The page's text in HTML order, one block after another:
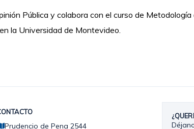
Pública y colabora con el curso de
la Universidad de Montevideo.
Prudencio de Pena 2544